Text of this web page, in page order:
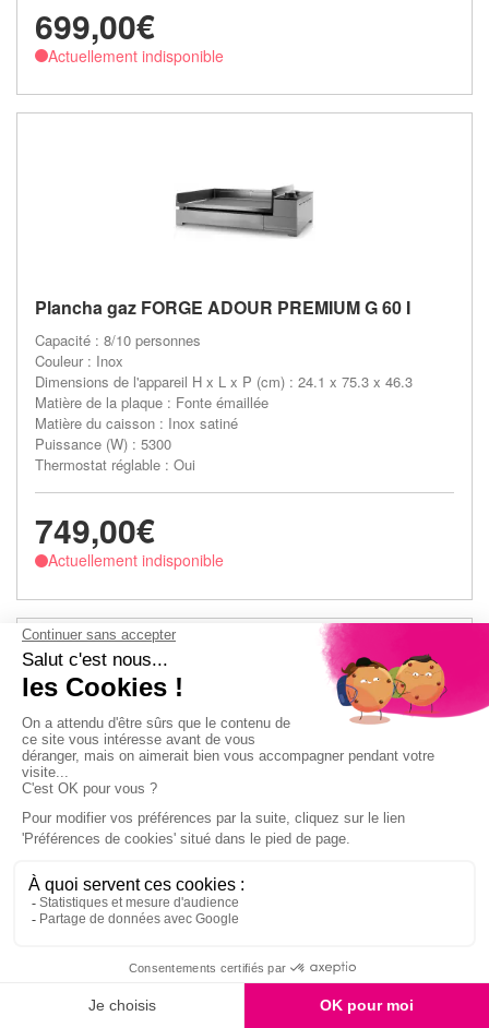
699,00€
Actuellement indisponible
Plancha gaz FORGE ADOUR PREMIUM G 60 I
Capacité : 8/10 personnes
Couleur : Inox
Dimensions de l'appareil H x L x P (cm) : 24.1 x 75.3 x 46.3
Matière de la plaque : Fonte émaillée
Matière du caisson : Inox satiné
Puissance (W) : 5300
Thermostat réglable : Oui
749,00€
Actuellement indisponible
Plancha electrique FORGE ADOUR PREMIUM E 60
I
Capacité : 4/6 personnes
Couleur : Inox
Dimensions de l'appareil H x L x P (cm) : 24.1 x 75.3 x 44.1
Puissance (W) : 3200
Thermostat réglable : Oui